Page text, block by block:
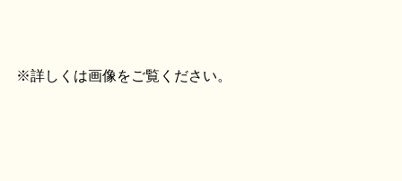
※詳しくは画像をご覧ください。